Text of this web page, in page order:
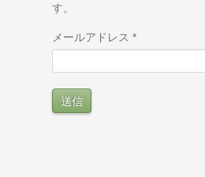
す。
メールアドレス *
送信